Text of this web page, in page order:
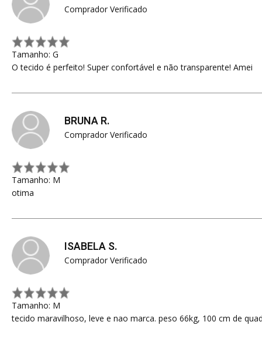
Comprador Verificado
Tamanho: G
O tecido é perfeito! Super confortável e não transparente! Amei
BRUNA R.
Comprador Verificado
Tamanho: M
otima
ISABELA S.
Comprador Verificado
Tamanho: M
tecido maravilhoso, leve e nao marca. peso 66kg, 100 cm de